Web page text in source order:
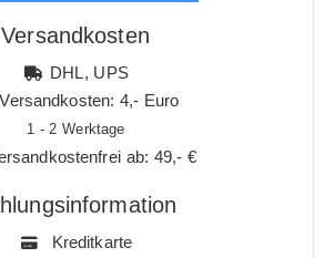
Versandkosten
DHL, UPS
Versandkosten: 4,- Euro
1 - 2 Werktage
ab: 49,- €
Kreditkarte